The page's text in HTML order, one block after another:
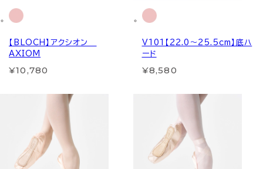
【BLOCH】アクシオン
AXIOM
¥10,780
V101【22.0～25.5cm】底ハ
ード
¥8,580